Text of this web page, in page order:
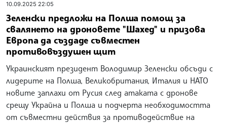
10.09.2025 22:05
Зеленски предложи на Полша помощ за
свалянето на дроновете "Шахед" и призова
Европа да създаде съвместен
противовъздушен щит
Украинският президент Володимир Зеленски обсъди с
лидерите на Полша, Великобритания, Италия и НАТО
новите заплахи от Русия след атаката с дронове
срещу Украйна и Полша и подчерта необходимостта
от съвместни действия за противодействие на